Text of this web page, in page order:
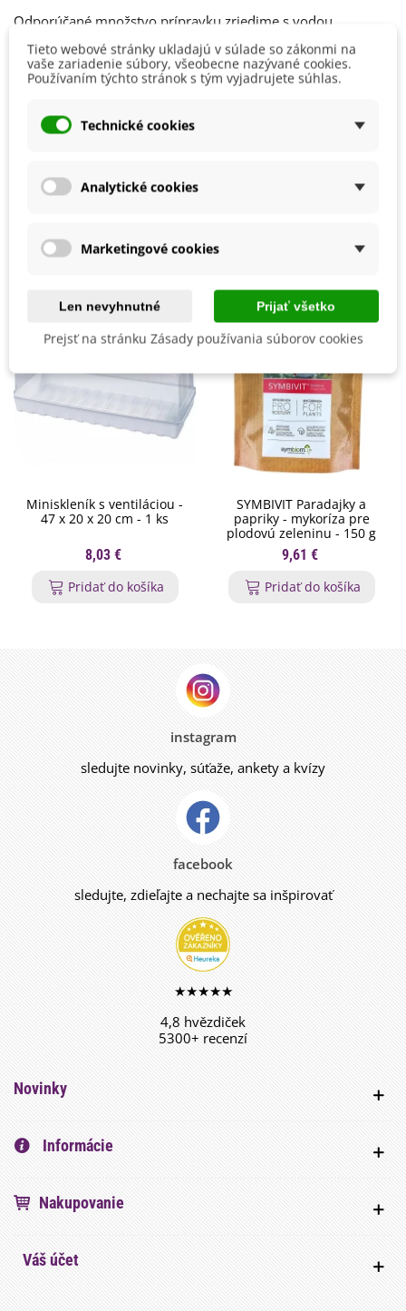
Odporúčané množstvo prípravku zriedime s vodou.
Dávkovanie:1 - 2,5 ml/1 l raz do týždňa
Čítaj viac
Detaily produktu
Miniskleník s ventiláciou -
47 x 20 x 20 cm - 1 ks
8,03 €
Pridať do košíka
SYMBIVIT Paradajky a
papriky - mykoríza pre
plodovú zeleninu - 150 g
9,61 €
Pridať do košíka
instagram
sledujte novinky, súťaže, ankety a kvízy
facebook
sledujte, zdieľajte a nechajte sa inšpirovať
★★★★★
4,8 hvězdiček
5300+ recenzí
Novinky
Informácie
Nakupovanie
Váš účet
Tieto webové stránky ukladajú v súlade so zákonmi na
vaše zariadenie súbory, všeobecne nazývané cookies.
Používaním týchto stránok s tým vyjadrujete súhlas.
Technické cookies
Analytické cookies
Marketingové cookies
Len nevyhnutné Prijať všetko
Prejsť na stránku Zásady používania súborov cookies